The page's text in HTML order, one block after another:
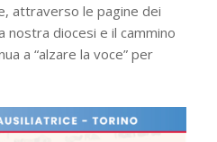
attraverso le pagine dei
nostra diocesi e il cammino
a “alzare la voce” per